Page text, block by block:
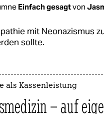
Einfach gesagtvon
mit Neonazismus
sollte.
als Kassenleistung
– auf